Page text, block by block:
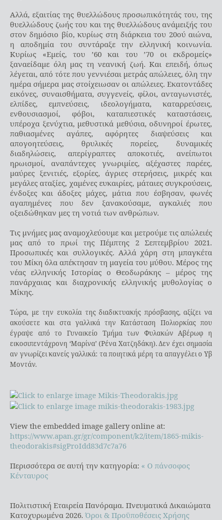
Αλλά, εξαιτίας της θυελλώδους προσωπικότητάς του, της
θυελλώδους ζωής του και της θυελλώδους ανάμειξής του
στον δημόσιο βίο, κυρίως στη διάρκεια του 20ού αιώνα,
η αποδημία του συντάραξε την ελληνική κοινωνία.
Κυρίως «Εμείς, του ’60 και του ’70 οι εκδρομείς»
ξαναείδαμε όλη μας τη νεανική ζωή. Και επειδή, όπως
λέγεται, από τότε που γεννιέσαι μετράς απώλειες, όλη την
ημέρα σήμερα μας στοίχειωσαν οι απώλειες. Εκατοντάδες
εικόνες, συναισθήματα, συγγενείς, φίλοι, ανταγωνιστές,
ελπίδες, εμπνεύσεις, ιδεολογήματα, καταρρεύσεις,
ενθουσιασμοί, φόβοι, καταπιεστικές καταστάσεις,
υπέροχα ξενύχτια, μεθυστικά μεθύσια, οδυνηροί έρωτες,
παθιασμένες αγάπες, αφόρητες διαψεύσεις και
απογοητεύσεις, θρυλικές πορείες, δυναμικές
διαδηλώσεις, απερίγραπτες αποκοτιές, ανείπωτοι
ηρωισμοί, αναπάντεχες γνωριμίες, αξέχαστες παρέες,
μαύρες ξενιτιές, εξορίες, άγριες στερήσεις, μικρές και
μεγάλες αταξίες, χαμένες ευκαιρίες, μάταιες συγκρούσεις,
ένδοξες και άδοξες μάχες, μάτια που έσβησαν, φωνές
αγαπημένες που δεν ξανακούσαμε, αγκαλιές που
οξειδώθηκαν μες τη νοτιά των ανθρώπων.
Τις μνήμες μας αναμοχλεύουμε και μετρούμε τις απώλειές
μας από το πρωί της Πέμπτης 2 Σεπτεμβρίου 2021.
Προσωπικές και συλλογικές. Αλλά χάρη στη μπαγκέτα
του Μίκη όλα απέκτησαν τη μαγεία του μύθου. Μέρος της
νέας ελληνικής Ιστορίας ο Θεοδωράκης – μέρος της
πανάρχαιας και διαχρονικής ελληνικής μυθολογίας ο
Μίκης.
Τώρα, με την ευκολία της διαδικτυακής πρόσβασης, αξίζει να
ακούσετε και στα γαλλικά την Κατάσταση Πολιορκίας που
έγραψε από το Γυναικείο Τμήμα των Φυλακών Αβέρωφ η
εικοσιπεντάχρονη ‘Μαρίνα’ (Ρένα Χατζηδάκη). Δεν έχει σημασία
αν γνωρίζει κανείς γαλλικά: τα ποιητικά μέρη τα απαγγέλει ο Υβ
Μοντάν.
View the embedded image gallery online at:
https://www.apan.gr/gr/component/k2/item/1865-mikis-
theodorakis#sigProIdd83d7c7a76
Περισσότερα σε αυτή την κατηγορία: « Ο πάνσοφος
Κένταυρος
Πολιτιστική Εταιρεία Πανόραμα. Πνευματικά Δικαιώματα
Κατοχυρωμένα 2026.Όροι & Προϋποθέσεις Χρήσης